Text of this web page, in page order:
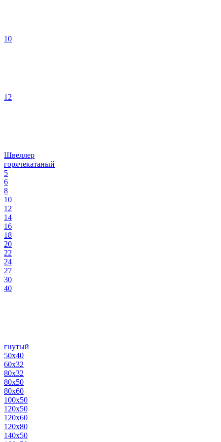
10
12
Швеллер
горячекатаный
5
6
8
10
12
14
16
18
20
22
24
27
30
40
гнутый
50х40
60х32
80х32
80х50
80х60
100х50
120х50
120х60
120х80
140х50